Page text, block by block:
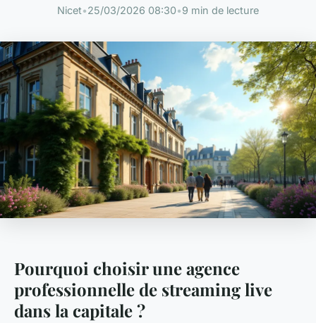
Nicet•25/03/2026 08:30•9 min de lecture
Pourquoi choisir une agence
professionnelle de streaming live
dans la capitale ?